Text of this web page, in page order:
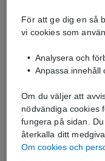
För att ge dig en så
vi cookies som
Analysera och
Anpassa innehåll
Om du väljer att
nödvändiga cookies
fungera på sidan.
återkalla ditt
Om cookies och